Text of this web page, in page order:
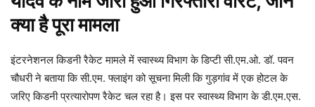
क्या है पूरा मामला
इंटरनेशनल किडनी रैकेट मामले में स्वास्थ्य विभाग के डिप्टी सी.एम.ओ. डॉ. पवन
चौधरी ने बताया कि सी.एम. फ्लाइंग को सूचना मिली कि गुड़गांव में एक होटल के
जरिए किडनी प्रत्यारोपण रैकेट चल रहा है। इस पर स्वास्थ्य विभाग के डी.एम.एस.